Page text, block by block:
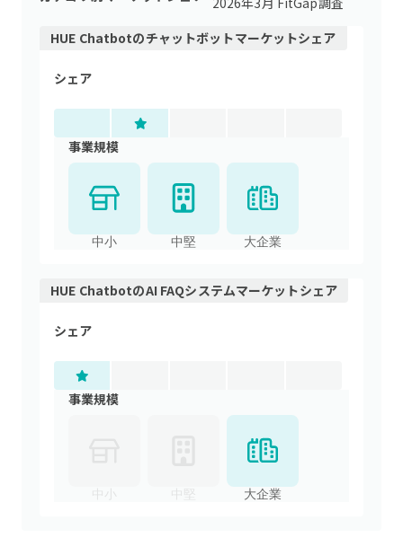
HUE Chatbotのチャットボットマーケットシェア
シェア
事業規模
中小 中堅 大企業
HUE ChatbotのAI FAQシステムマーケットシェア
シェア
事業規模
大企業